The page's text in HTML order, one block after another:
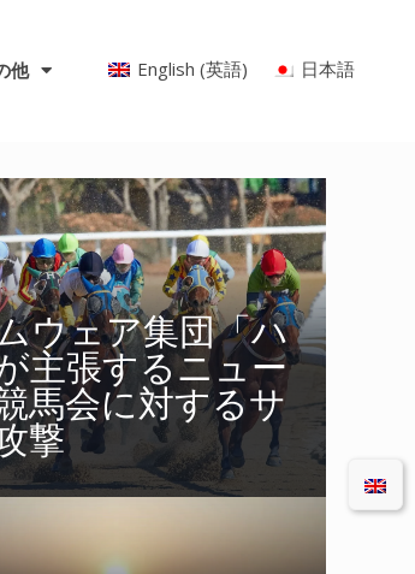
English (英語) 日本語
他
ウェア集団「ハ
主張するニュー
馬会に対するサ
撃